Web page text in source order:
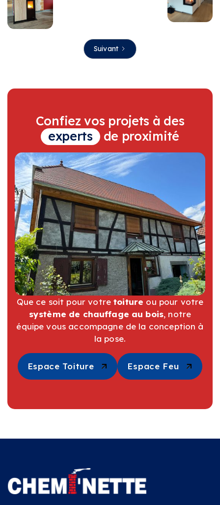
Suivant
Confiez vos projets à des
experts de proximité
Que ce soit pour votretoiture ou pour votre
système de chauffage au bois, notre
équipe vous accompagne de la conception à
la pose.
Espace Toiture
Espace Toiture Espace Feu
Espace Feu